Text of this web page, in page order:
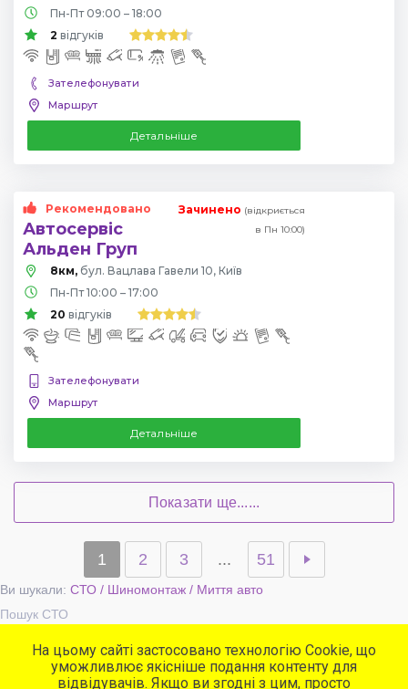
Пн-Пт 09:00 – 18:00
2 відгуків
Зателефонувати
Маршрут
Детальніше
Рекомендовано
Автосервіс
Альден Груп
Зачинено (відкриється
в Пн 10:00)
8км, бул. Вацлава Гавели 10, Київ
Пн-Пт 10:00 – 17:00
20 відгуків
Зателефонувати
Маршрут
Детальніше
Показати ще......
1 2 3 ... 51
Ви шукали: СТО / Шиномонтаж / Миття авто
Пошук СТО
Популярні сервіси
СТО
На цьому сайті застосовано технологію Cookie, що
уможливлює якісніше подання контенту для
відвідувачів. Якщо ви згодні з цим, просто